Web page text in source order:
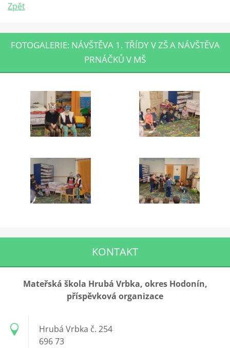
Zpět
FOTOGALERIE: NÁVŠTĚVA 1. TŘÍDY V ZŠ A NÁVŠTĚVA
PRNÁČKŮ V MŠ
KONTAKT
Mateřská škola Hrubá Vrbka, okres Hodonín,
příspěvková organizace
Hrubá Vrbka č. 254
696 73